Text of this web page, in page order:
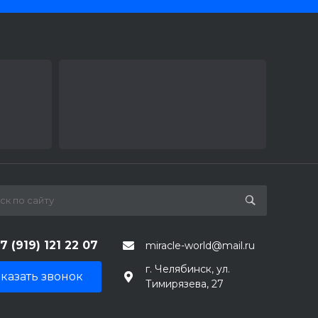
(919) 121 22 07 miracle-world@mail.ru
звонок
г. Челябинск, ул.
Тимирязева, 27